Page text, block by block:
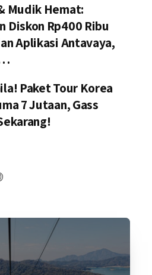
Mudik Hemat:
Diskon Rp400 Ribu
Aplikasi Antavaya,
Paket Tour Korea
7 Jutaan, Gass